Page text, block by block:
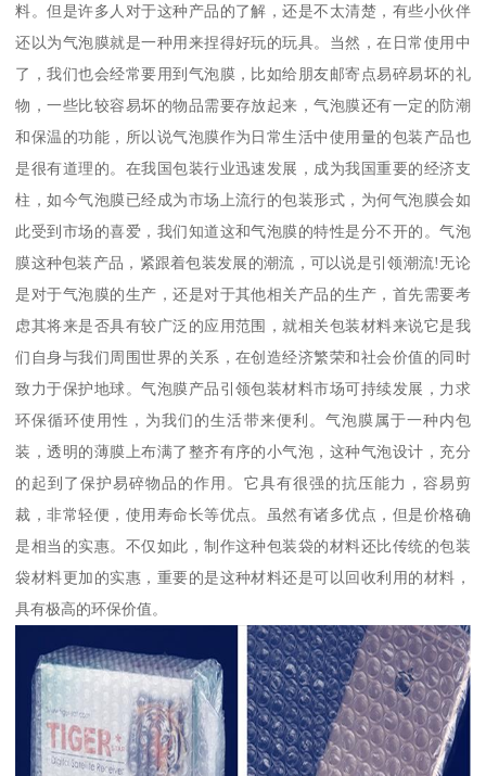
料。但是许多人对于这种产品的了解，还是不太清楚，有些小伙伴
还以为气泡膜就是一种用来捏得好玩的玩具。当然，在日常使用中
了，我们也会经常要用到气泡膜，比如给朋友邮寄点易碎易坏的礼
物，一些比较容易坏的物品需要存放起来，气泡膜还有一定的防潮
和保温的功能，所以说气泡膜作为日常生活中使用量的包装产品也
是很有道理的。在我国包装行业迅速发展，成为我国重要的经济支
柱，如今气泡膜已经成为市场上流行的包装形式，为何气泡膜会如
此受到市场的喜爱，我们知道这和气泡膜的特性是分不开的。气泡
膜这种包装产品，紧跟着包装发展的潮流，可以说是引领潮流!无论
是对于气泡膜的生产，还是对于其他相关产品的生产，首先需要考
虑其将来是否具有较广泛的应用范围，就相关包装材料来说它是我
们自身与我们周围世界的关系，在创造经济繁荣和社会价值的同时
致力于保护地球。气泡膜产品引领包装材料市场可持续发展，力求
环保循环使用性，为我们的生活带来便利。气泡膜属于一种内包
装，透明的薄膜上布满了整齐有序的小气泡，这种气泡设计，充分
的起到了保护易碎物品的作用。它具有很强的抗压能力，容易剪
裁，非常轻便，使用寿命长等优点。虽然有诸多优点，但是价格确
是相当的实惠。不仅如此，制作这种包装袋的材料还比传统的包装
袋材料更加的实惠，重要的是这种材料还是可以回收利用的材料，
具有极高的环保价值。